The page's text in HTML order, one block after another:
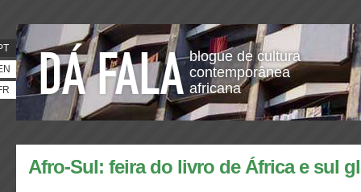
blogue de cultura
contemporânea
africana
Afro-Sul: feira do livro de África e sul